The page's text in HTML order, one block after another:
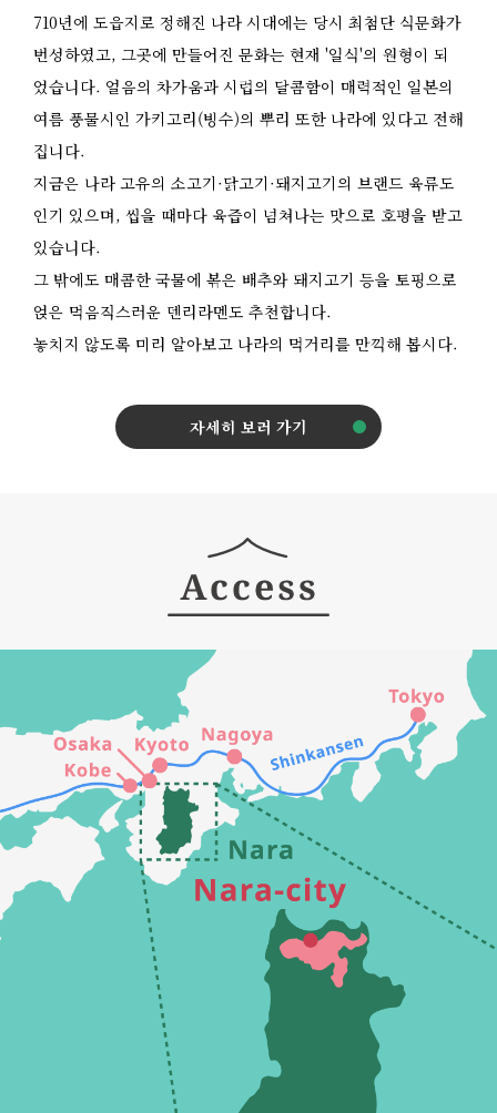
710년에 도읍지로 정해진 나라 시대에는 당시 최첨단 식문화가
번성하였고, 그곳에 만들어진 문화는 현재 '일식'의 원형이 되
었습니다. 얼음의 차가움과 시럽의 달콤함이 매력적인 일본의
여름 풍물시인 가키고리(빙수)의 뿌리 또한 나라에 있다고 전해
집니다.
지금은 나라 고유의 소고기·닭고기·돼지고기의 브랜드 육류도
인기 있으며, 씹을 때마다 육즙이 넘쳐나는 맛으로 호평을 받고
있습니다.
그 밖에도 매콤한 국물에 볶은 배추와 돼지고기 등을 토핑으로
얹은 먹음직스러운 덴리라멘도 추천합니다.
놓치지 않도록 미리 알아보고 나라의 먹거리를 만끽해 봅시다.
자세히 보러 가기